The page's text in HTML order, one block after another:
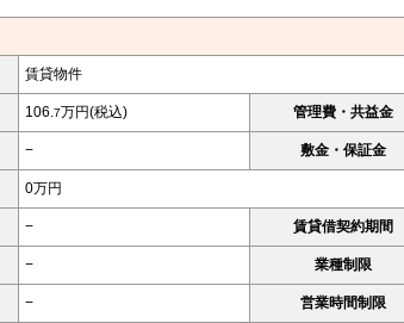
賃貸物件
106. 7万円(税込) 管理費・共益金
− 敷金・保証金
0万円
− 賃貸借契約期間
− 業種制限
− 営業時間制限